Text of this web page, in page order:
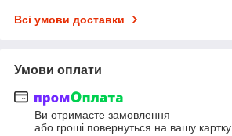
Всі умови доставки
Умови оплати
Ви отримаєте замовлення
або гроші повернуться на вашу картку